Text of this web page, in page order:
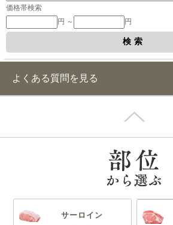
価格帯検索
円 ～
円
よくある質問を見る
サーロイン